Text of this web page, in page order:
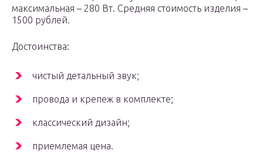
максимальная – 280 Вт. Средняя стоимость изделия –
1500 рублей.
Достоинства:
чистый детальный звук;
провода и крепеж в комплекте;
классический дизайн;
приемлемая цена.